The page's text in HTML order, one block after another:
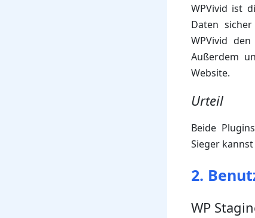
WPVivid ist
Daten
WPVivid
Außerdem
Website.
Urteil
Beide
Sieger
2.
WP